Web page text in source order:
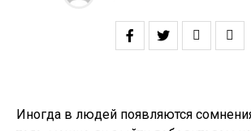
Иногда в людей появляются